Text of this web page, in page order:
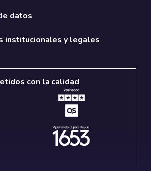
datos
institucionales y legales
con la calidad